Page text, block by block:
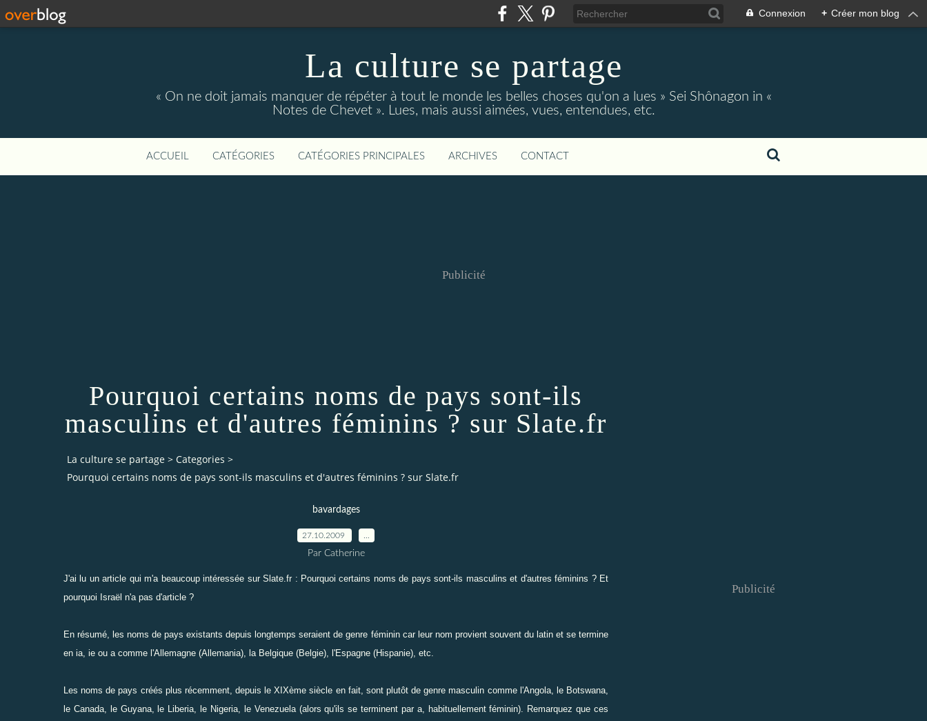
Connexion + Créer mon blog
La culture se partage
« On ne doit jamais manquer de répéter à tout le monde les belles choses qu'on a lues » Sei Shônagon in «
Notes de Chevet ». Lues, mais aussi aimées, vues, entendues, etc.
ACCUEIL CATÉGORIES CATÉGORIES PRINCIPALES ARCHIVES CONTACT
Publicité
Pourquoi certains noms de pays sont-ils
masculins et d'autres féminins ? sur Slate.fr
La culture se partage > Categories >
Pourquoi certains noms de pays sont-ils masculins et d'autres féminins ? sur Slate.fr
bavardages
27.10.2009
Par Catherine
J'ai lu un article qui m'a beaucoup intéressée sur Slate.fr : Pourquoi certains noms de pays sont-ils masculins et d'autres féminins ? Et
pourquoi Israël n'a pas d'article ?
En résumé, les noms de pays existants depuis longtemps seraient de genre féminin car leur nom provient souvent du latin et se termine
en ia, ie ou a comme l'Allemagne (Allemania), la Belgique (Belgie), l'Espagne (Hispanie), etc.
Les noms de pays créés plus récemment, depuis le XIXème siècle en fait, sont plutôt de genre masculin comme l'Angola, le Botswana,
le Canada, le Guyana, le Liberia, le Nigeria, le Venezuela (alors qu'ils se terminent par a, habituellement féminin). Remarquez que ces
Publicité